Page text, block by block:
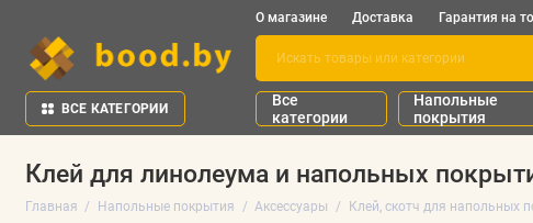
О магазине Доставка Гарантия на
ВСЕ КАТЕГОРИИ
Все
категории
Напольные
покрытия
Клей для линолеума и напольных
Главная Напольные покрытия Аксессуары Клей, скотч для напольных